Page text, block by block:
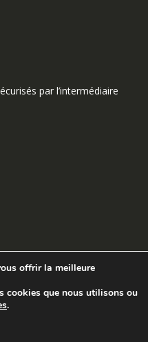
par l’intermédiaire
– Buzz Micro
offrir la meilleure
cookies que nous utilisons ou
.